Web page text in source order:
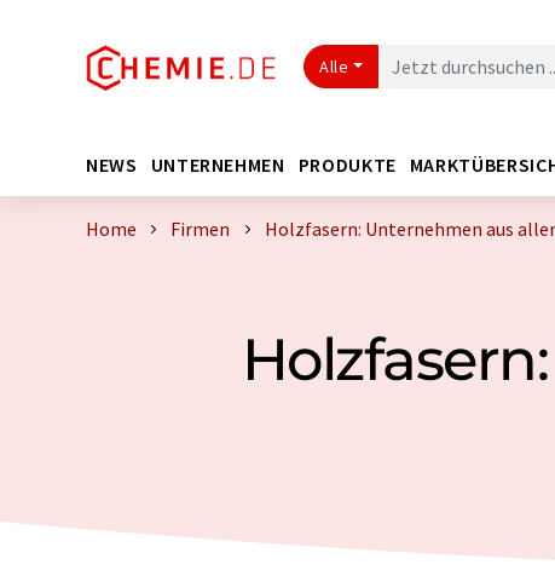
Alle
NEWS UNTERNEHMEN PRODUKTE
Home Firmen Holzfasern: Unternehmen aus